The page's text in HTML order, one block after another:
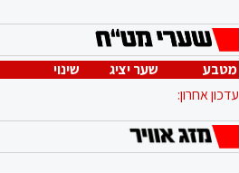
מטבע שער יציג
שינוי
עדכון אחרון: